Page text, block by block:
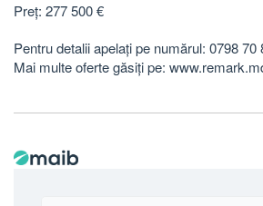
Preț: 277 500 €
Pentru detalii apelați pe numărul: 0798 70
Mai multe oferte găsiți pe: